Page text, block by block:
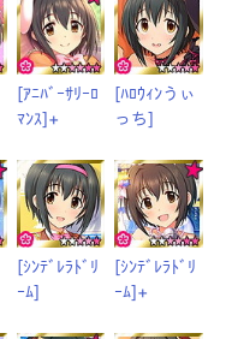
[ｱﾆﾊﾞｰｻﾘｰﾛ
ﾏﾝｽ]+
[ﾊﾛｳｨﾝうぃ
っち]
[ｼﾝﾃﾞﾚﾗﾄﾞﾘ
ｰﾑ]
[ｼﾝﾃﾞﾚﾗﾄﾞﾘ
ｰﾑ]+